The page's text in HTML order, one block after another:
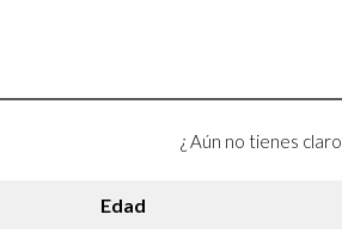
¿ Aún no tienes
Edad